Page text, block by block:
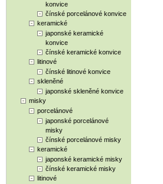
konvice
čínské porcelánové konvice
keramické
japonské keramické
konvice
čínské keramické konvice
litinové
čínské litinové konvice
skleněné
japonské skleněné konvice
misky
porcelánové
japonské porcelánové
misky
čínské porcelánové misky
keramické
japonské keramické misky
čínské keramické misky
litinové